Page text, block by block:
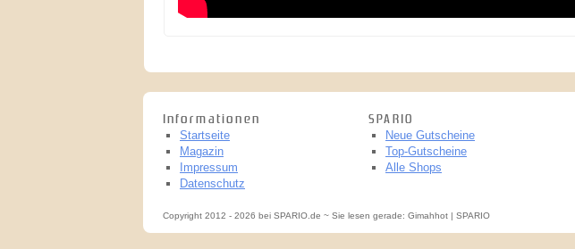
Informationen
Startseite
Magazin
Impressum
Datenschutz
SPARIO
Neue Gutscheine
Top-Gutscheine
Alle Shops
Copyright 2012 - 2026 bei SPARIO.de ~ Sie lesen gerade: Gimahhot | SPARIO